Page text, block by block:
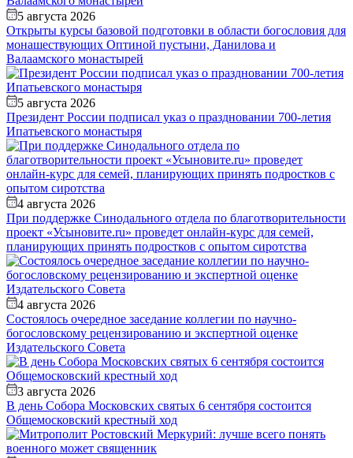
5 августа 2026
Открыты курсы базовой подготовки в области богословия для
монашествующих Оптиной пустыни, Данилова и
Валаамского монастырей
5 августа 2026
Президент России подписал указ о праздновании 700-летия
Ипатьевского монастыря
4 августа 2026
При поддержке Синодального отдела по благотворительности
проект «Усыновите.ru» проведет онлайн-курс для семей,
планирующих принять подростков с опытом сиротства
4 августа 2026
Состоялось очередное заседание коллегии по научно-
богословскому рецензированию и экспертной оценке
Издательского Совета
3 августа 2026
В день Собора Московских святых 6 сентября состоится
Общемосковский крестный ход